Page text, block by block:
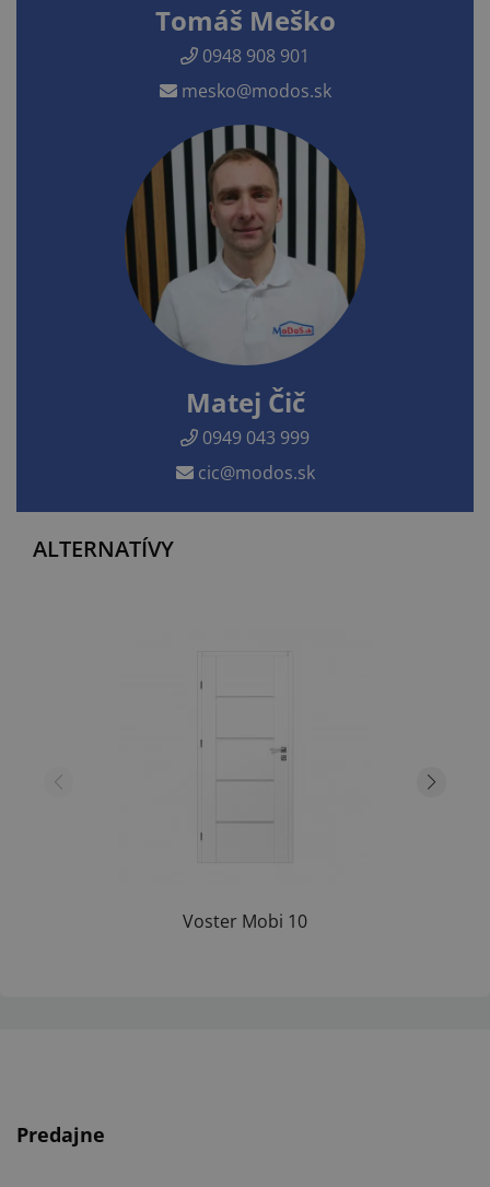
Tomáš Meško
0948 908 901
mesko@modos.sk
Matej Čič
0949 043 999
cic@modos.sk
ALTERNATÍVY
Voster Mobi 10
Predajne